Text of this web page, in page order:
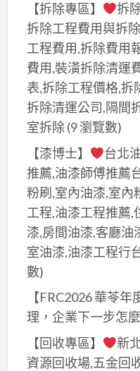
【拆除專區】
拆
拆除工程費用與拆
工程費用,拆除費用
費用,裝潢拆除清運
表,拆除工程價格,拆
拆除清運公司,隔間
室拆除(9 瀏覽數)
【漆博士】
台北
推薦,油漆師傅推薦
粉刷,室內油漆,室內
工程,油漆工程推薦,
漆,房間油漆,客廳油
室油漆,油漆工程行
數)
【FRC2026 華苓
理，企業下一步怎
【回收專區】
新
資源回收場,五金回